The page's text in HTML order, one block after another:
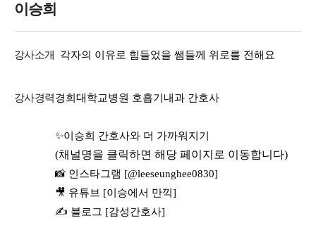
이승희
강사소개 각자의 이유로 힘들었을 쌤들께 위로를 전해요
강사경력경희대학교병원 호흡기내과 간호사
✨이승희 간호사와 더 가까워지기
(채널명을 클릭하면 해당 페이지로 이동합니다)
📸 인스타그램 [@leeseunghee0830]
🎥 유튜브 [이승에서 만끽]
✍️ 블로그 [감성간호사]